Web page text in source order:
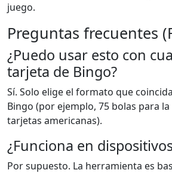
juego.
Preguntas frecuentes
¿Puedo usar esto con
tarjeta de Bingo?
Sí. Solo elige el formato que
Bingo (por ejemplo, 75 bolas para
tarjetas americanas).
¿Funciona en
Por supuesto. La herramienta es